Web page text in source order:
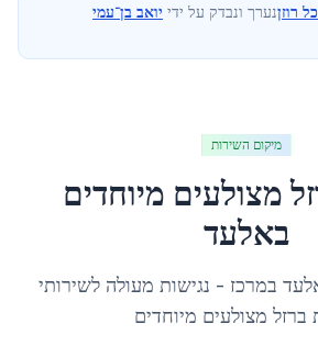
רוזןנערך ונבדק על ידי יואב בן־עמי
מיקום השירות
מצולעים מיוחדים
באלעד
במרכז - נגישות מעולה לשירותי
ברזל מצולעים מיוחדים